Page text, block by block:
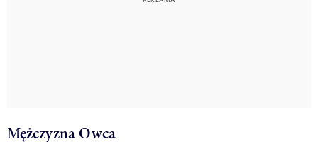
Mężczyzna Owca